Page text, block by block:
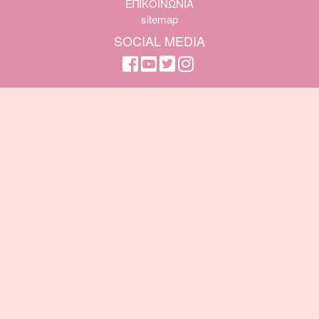
ΕΠΙΚΟΙΝΩΝΙΑ
sitemap
SOCIAL MEDIA